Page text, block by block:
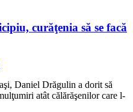
curăţenia să se facă
Daniel Drăgulin a dorit să
atât călărăşenilor care l-